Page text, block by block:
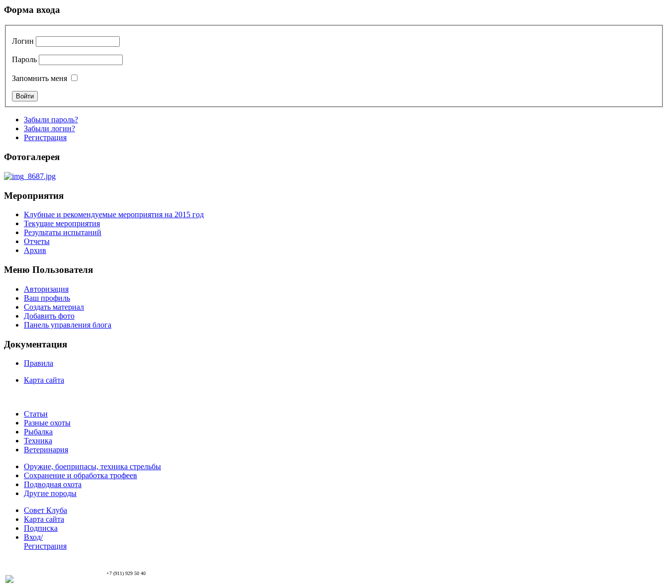
Форма входа
Логин
Пароль
Запомнить меня
Забыли пароль?
Забыли логин?
Регистрация
Фотогалерея
Мероприятия
Клубные и рекомендуемые мероприятия на 2015 год
Текущие мероприятия
Результаты испытаний
Отчеты
Архив
Меню Пользователя
Авторизация
Ваш профиль
Создать материал
Добавить фото
Панель управления блога
Документация
Правила
Карта сайта
Статьи
Разные охоты
Рыбалка
Техника
Ветеринария
Оружие, боеприпасы, техника стрельбы
Сохранение и обработка трофеев
Подводная охота
Другие породы
Совет Клуба
Карта сайта
Подписка
Вход/
Регистрация
+7 (911) 929 50 40